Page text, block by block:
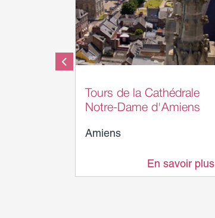
Tours de la Cathédrale
Notre-Dame d'Amiens
Amiens
En savoir plus